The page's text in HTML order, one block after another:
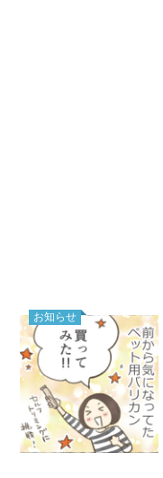
お知らせ